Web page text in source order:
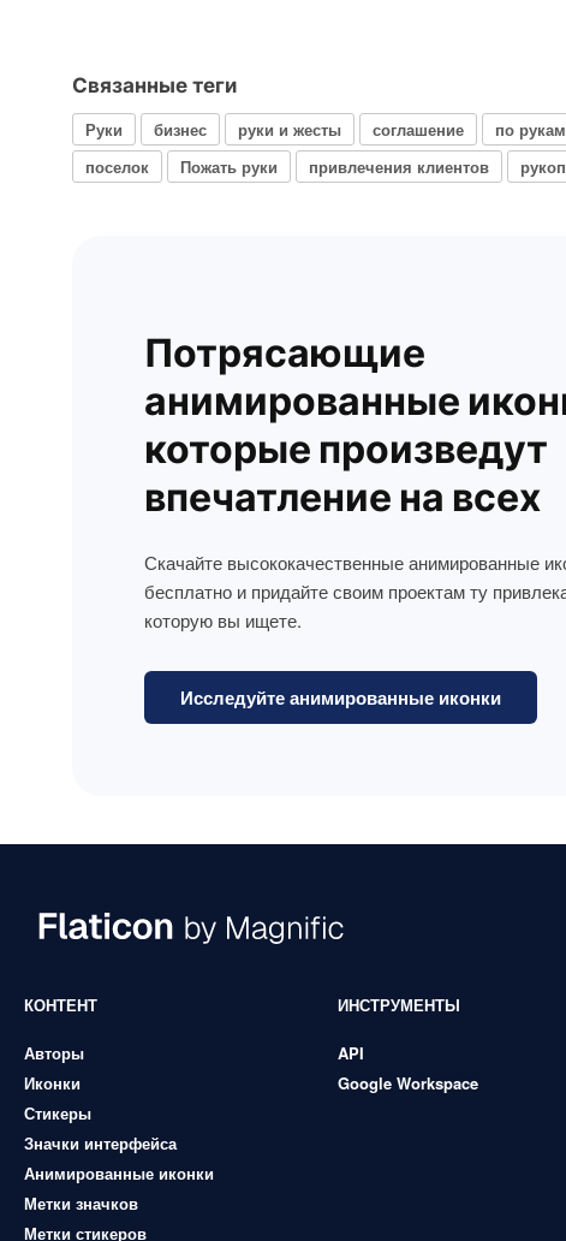
Связанные теги
Руки бизнес руки и жесты соглашение по рукам
поселок
Пожать руки привлечения клиентов
Потрясающие
анимированные
которые произведут
впечатление на всех
Скачайте высококачественные анимированные
бесплатно и придайте своим проектам ту
которую вы ищете.
Исследуйте анимированные иконки
КОНТЕНТ
Авторы
Иконки
Стикеры
Значки интерфейса
Анимированные иконки
Метки значков
Метки стикеров
ИНСТРУМЕНТЫ
API
Google Workspace